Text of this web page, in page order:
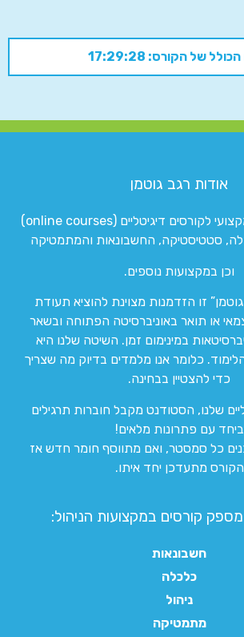
של הקורס: 17:29:28
אודות רגב גוטמן
המרכז המוביל והמקצועי לקורסים דיגיטליים (online courses)
סטטיסטיקה, החשבונאות והמתמטיקה
וכן במקצועות נוספים.
זו הזדמנות מצוינת להוציא תעודת
או תואר באוניברסיטה הפתוחה ובשאר
במינימום זמן. השיטה שלנו היא
כלומר אנו מלמדים בדיוק מה שצריך
כדי להצטיין בבחינה.
שלנו, הסטודנט מקבל חוברות תרגילים
ביחד עם פתרונות מלאים!
כל סמסטר, ואם מתווסף חומר חדש אז
הקורס מתעדכן יחד איתו.
קורסים במקצועות הניהול:
חשבונאות
כלכלה
ניהול
מתמטיקה